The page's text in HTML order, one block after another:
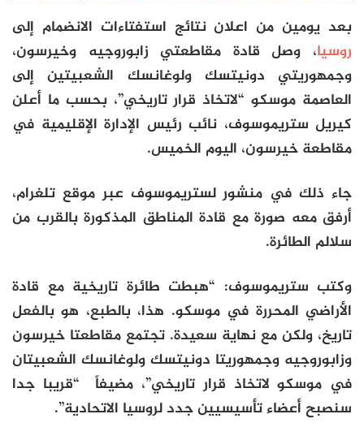
بعد يومين من اعلان نتائج استفتاءات الانضمام إلى
روسيا، وصل قادة مقاطعتي زابوروجيه وخيرسون،
وجمهوريتي دونيتسك ولوغانسك الشعبيتين إلى
العاصمة موسكو “لاتخاذ قرار تاريخي”، بحسب ما أعلن
كيريل ستريموسوف، نائب رئيس الإدارة الإقليمية في
مقاطعة خيرسون، اليوم الخميس.
جاء ذلك في منشور لستريموسوف عبر موقع تلغرام،
أرفق معه صورة مع قادة المناطق المذكورة بالقرب من
سلالم الطائرة.
وكتب ستريموسوف: “هبطت طائرة تاريخية مع قادة
الأراضي المحررة في موسكو. هذا، بالطبع، هو بالفعل
تاريخ، ولكن مع نهاية سعيدة. تجتمع مقاطعتا خيرسون
وزابوروجيه وجمهوريتا دونيتسك ولوغانسك الشعبيتان
في موسكو لاتخاذ قرار تاريخي”، مضيفاً “قريبا جدا
سنصبح أعضاء تأسيسيين جدد لروسيا الاتحادية”.